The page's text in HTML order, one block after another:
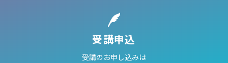
受講申込
受講のお申し込みは